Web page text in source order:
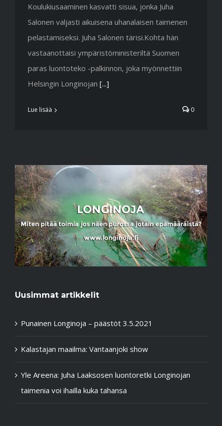
Koulukiusaaminen kasvatti sisua, jonka Juha
Salonen valjasti aikuisena uhanalaisen taimenen
pelastamiseksi. Juha Salonen tärisi.Kohta hän
vastaanottaisi ympäristöministeriltä Suomen
paras luontoteko -palkinnon, joka myönnettiin
Helsingin Longinojan [...]
Lue lisää 0
Uusimmat artikkelit
Punainen Longinoja – päästöt 3.5.2021
Kalastajan maailma: Vantaanjoki show
Yle Areena: Juha Laaksosen luontoretki Longinojan
taimenia voi ihailla kuka tahansa